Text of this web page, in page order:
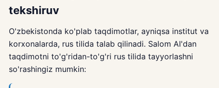
tekshiruv
O'zbekistonda ko'plab taqdimotlar, ayniqsa institut va
korxonalarda, rus tilida talab qilinadi. Salom AI'dan
taqdimotni to'g'ridan-to'g'ri rus tilida tayyorlashni
so'rashingiz mumkin: